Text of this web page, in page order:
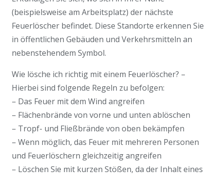
(beispielsweise am Arbeitsplatz) der nächste
Feuerlöscher befindet. Diese Standorte erkennen Sie
in öffentlichen Gebäuden und Verkehrsmitteln an
nebenstehendem Symbol.
Wie lösche ich richtig mit einem Feuerlöscher? –
Hierbei sind folgende Regeln zu befolgen:
– Das Feuer mit dem Wind angreifen
– Flächenbrände von vorne und unten ablöschen
– Tropf- und Fließbrände von oben bekämpfen
– Wenn möglich, das Feuer mit mehreren Personen
und Feuerlöschern gleichzeitig angreifen
– Löschen Sie mit kurzen Stößen, da der Inhalt eines